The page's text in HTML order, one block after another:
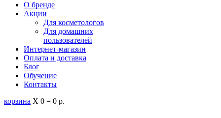
О бренде
Акции
Для косметологов
Для домашних
пользователей
Интернет-магазин
Оплата и доставка
Блог
Обучение
Контакты
корзина X 0 = 0 р.